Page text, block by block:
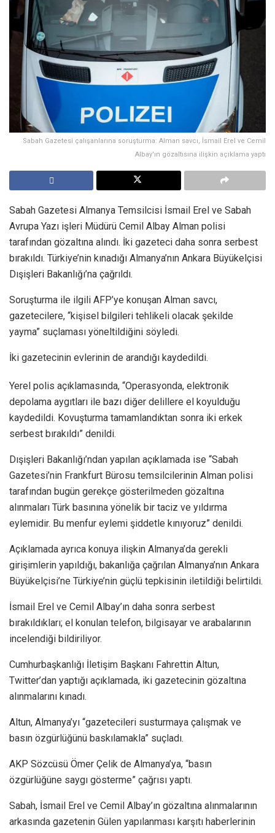
Sabah Gazetesi çalışanlarına soruşturma: Alman savcı, İsmail Erel ve Cemil
Albay'ın gözaltısına ilişkin açıklama yaptı
Sabah Gazetesi Almanya Temsilcisi İsmail Erel ve Sabah
Avrupa Yazı işleri Müdürü Cemil Albay Alman polisi
tarafından gözaltına alındı. İki gazeteci daha sonra serbest
bırakıldı. Türkiye’nin kınadığı Almanya’nın Ankara Büyükelçisi
Dışişleri Bakanlığı’na çağrıldı.
Soruşturma ile ilgili AFP’ye konuşan Alman savcı,
gazetecilere, “kişisel bilgileri tehlikeli olacak şekilde
yayma” suçlaması yöneltildiğini söyledi.
İki gazetecinin evlerinin de arandığı kaydedildi.
Yerel polis açıklamasında, “Operasyonda, elektronik
depolama aygıtları ile bazı diğer delillere el koyulduğu
kaydedildi. Kovuşturma tamamlandıktan sonra iki erkek
serbest bırakıldı” denildi.
Dışişleri Bakanlığı’ndan yapılan açıklamada ise “Sabah
Gazetesi’nin Frankfurt Bürosu temsilcilerinin Alman polisi
tarafından bugün gerekçe gösterilmeden gözaltına
alınmaları Türk basınına yönelik bir taciz ve yıldırma
eylemidir. Bu menfur eylemi şiddetle kınıyoruz” denildi.
Açıklamada ayrıca konuya ilişkin Almanya’da gerekli
girişimlerin yapıldığı, bakanlığa çağrılan Almanya’nın Ankara
Büyükelçisi’ne Türkiye’nin güçlü tepkisinin iletildiği belirtildi.
İsmail Erel ve Cemil Albay’ın daha sonra serbest
bırakıldıkları; el konulan telefon, bilgisayar ve arabalarının
incelendiği bildiriliyor.
Cumhurbaşkanlığı İletişim Başkanı Fahrettin Altun,
Twitter’dan yaptığı açıklamada, iki gazetecinin gözaltına
alınmalarını kınadı.
Altun, Almanya’yı “gazetecileri susturmaya çalışmak ve
basın özgürlüğünü baskılamakla” suçladı.
AKP Sözcüsü Ömer Çelik de Almanya’ya, “basın
özgürlüğüne saygı gösterme” çağrısı yaptı.
Sabah, İsmail Erel ve Cemil Albay’ın gözaltına alınmalarının
arkasında gazetenin Gülen yapılanması karşıtı haberlerinin